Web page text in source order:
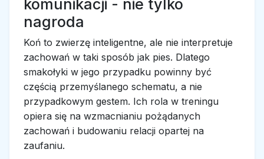
komunikacji - nie tylko
nagroda
Koń to zwierzę inteligentne, ale nie interpretuje
zachowań w taki sposób jak pies. Dlatego
smakołyki w jego przypadku powinny być
częścią przemyślanego schematu, a nie
przypadkowym gestem. Ich rola w treningu
opiera się na wzmacnianiu pożądanych
zachowań i budowaniu relacji opartej na
zaufaniu.